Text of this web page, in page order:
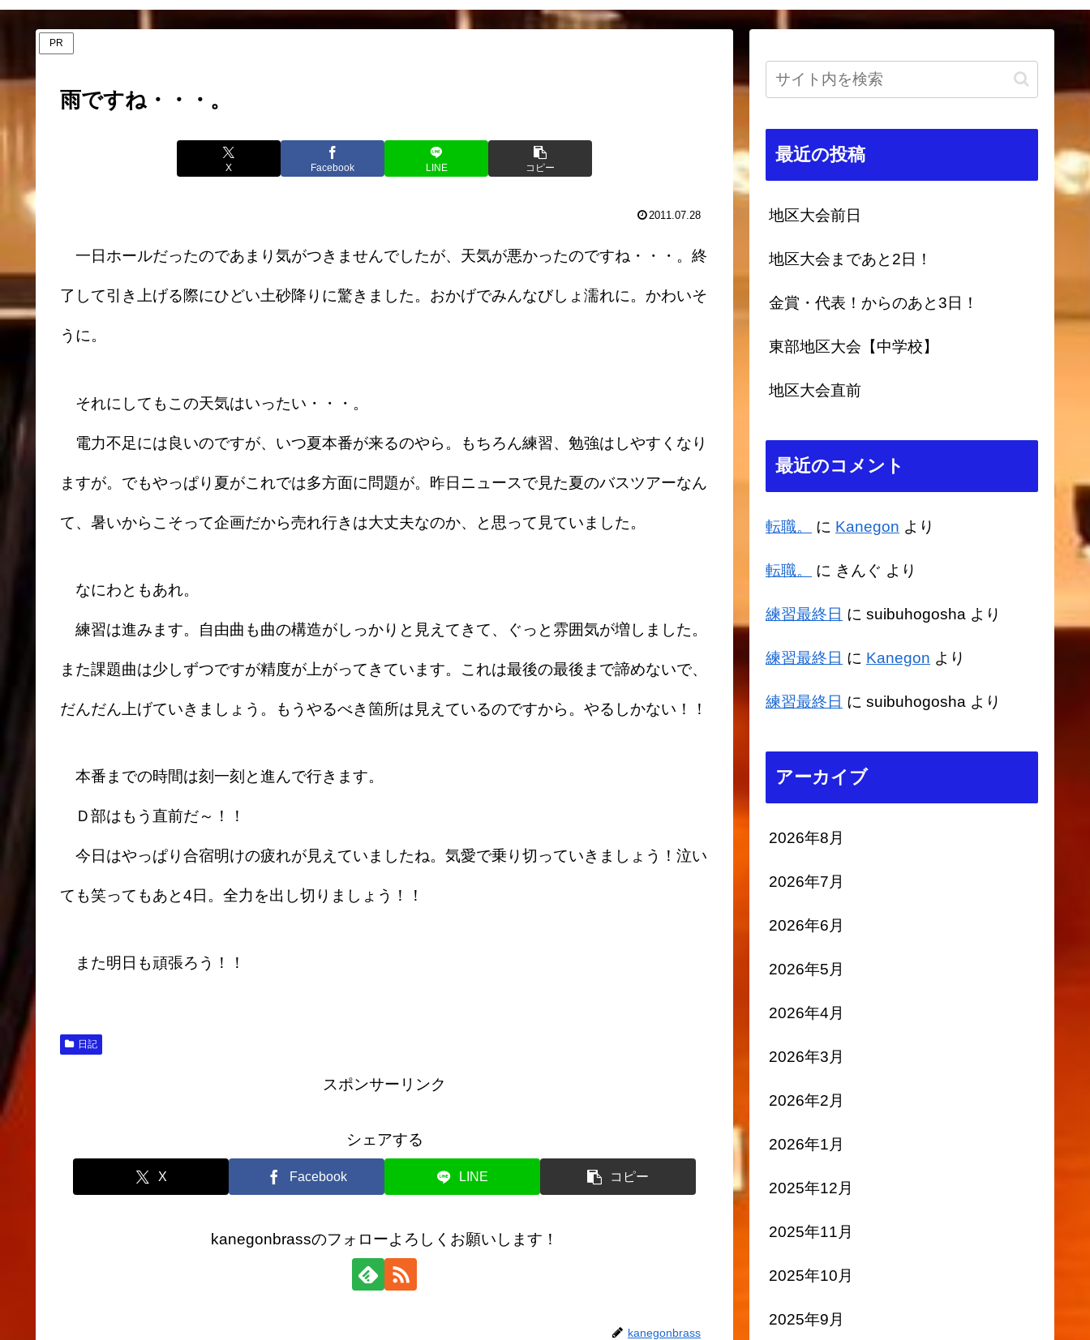
PR
雨ですね・・・。
X Facebook LINE コピー
2011.07.28
一日ホールだったのであまり気がつきませんでしたが、天気が悪かったのですね・・・。終
了して引き上げる際にひどい土砂降りに驚きました。おかげでみんなびしょ濡れに。かわいそ
うに。
それにしてもこの天気はいったい・・・。
電力不足には良いのですが、いつ夏本番が来るのやら。もちろん練習、勉強はしやすくなり
ますが。でもやっぱり夏がこれでは多方面に問題が。昨日ニュースで見た夏のバスツアーなん
て、暑いからこそって企画だから売れ行きは大丈夫なのか、と思って見ていました。
なにわともあれ。
練習は進みます。自由曲も曲の構造がしっかりと見えてきて、ぐっと雰囲気が増しました。
また課題曲は少しずつですが精度が上がってきています。これは最後の最後まで諦めないで、
だんだん上げていきましょう。もうやるべき箇所は見えているのですから。やるしかない！！
本番までの時間は刻一刻と進んで行きます。
Ｄ部はもう直前だ～！！
今日はやっぱり合宿明けの疲れが見えていましたね。気愛で乗り切っていきましょう！泣い
ても笑ってもあと4日。全力を出し切りましょう！！
また明日も頑張ろう！！
日記
スポンサーリンク
シェアする
X Facebook LINE コピー
kanegonbrassのフォローよろしくお願いします！
kanegonbrass
最近の投稿
地区大会前日
地区大会まであと2日！
金賞・代表！からのあと3日！
東部地区大会【中学校】
地区大会直前
最近のコメント
転職。 に Kanegon より
転職。 に きんぐ より
練習最終日 に suibuhogosha より
練習最終日 に Kanegon より
練習最終日 に suibuhogosha より
アーカイブ
2026年8月
2026年7月
2026年6月
2026年5月
2026年4月
2026年3月
2026年2月
2026年1月
2025年12月
2025年11月
2025年10月
2025年9月